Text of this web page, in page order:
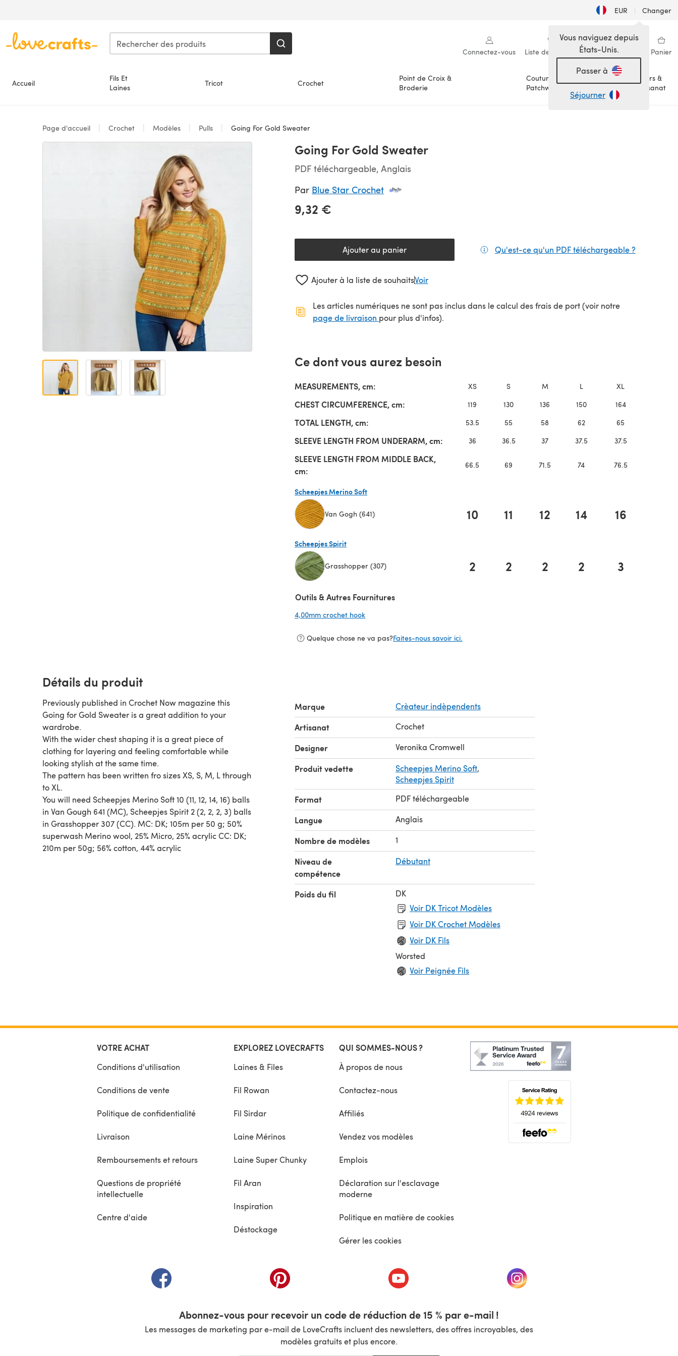
EUR | Changer
Connectez-vous Liste de souhaits Ma bibliothèque Panier
Accueil
Fils Et
Laines
Tricot Crochet
Point de Croix &
Broderie
Couture &
Patchwork
Loisirs &
Artisanat
Vous naviguez depuis
États-Unis.
Passer à
Séjourner
Page d'accueil Crochet Modèles Pulls Going For Gold Sweater
Going For Gold Sweater
PDF téléchargeable, Anglais
Par Blue Star Crochet
9,32 €
Ajouter au panier Qu'est-ce qu'un PDF téléchargeable ?
Ajouter à la liste de souhaitsVoir
Les articles numériques ne sont pas inclus dans le calcul des frais de port (voir notre
page de livraison (s'ouvre dans un nouvel onglet)
pour plus d'infos).
Ce dont vous aurez besoin
MEASUREMENTS, cm: XS S M L XL
CHEST CIRCUMFERENCE, cm: 119 130 136 150 164
TOTAL LENGTH, cm: 53.5 55 58 62 65
SLEEVE LENGTH FROM UNDERARM, cm: 36 36.5 37 37.5 37.5
SLEEVE LENGTH FROM MIDDLE BACK,
cm:
66.5 69 71.5 74 76.5
Scheepjes Merino Soft
Van Gogh (641) 10 11 12 14 16
Scheepjes Spirit
Grasshopper (307) 2 2 2 2 3
Outils & Autres Fournitures
4,00mm crochet hook
Quelque chose ne va pas?Faites-nous savoir ici.
Détails du produit
Previously published in Crochet Now magazine this
Going for Gold Sweater is a great addition to your
wardrobe.
With the wider chest shaping it is a great piece of
clothing for layering and feeling comfortable while
looking stylish at the same time.
The pattern has been written fro sizes XS, S, M, L through
to XL.
You will need Scheepjes Merino Soft 10 (11, 12, 14, 16) balls
in Van Gough 641 (MC), Scheepjes Spirit 2 (2, 2, 2, 3) balls
in Grasshopper 307 (CC). MC: DK; 105m per 50 g; 50%
superwash Merino wool, 25% Micro, 25% acrylic CC: DK;
210m per 50g; 56% cotton, 44% acrylic
Marque Crèateur indèpendents
Artisanat Crochet
Designer Veronika Cromwell
Produit vedette Scheepjes Merino Soft,
Scheepjes Spirit
Format PDF téléchargeable
Langue Anglais
Nombre de modèles 1
Niveau de
compétence
Débutant
Poids du fil
DK
Voir DK Tricot Modèles
Voir DK Crochet Modèles
Voir DK Fils
Worsted
Voir Peignée Fils
VOTRE ACHAT
Conditions d'utilisation
Conditions de vente
Politique de confidentialité
Livraison
Remboursements et retours
Questions de propriété
intellectuelle
Centre d'aide
EXPLOREZ LOVECRAFTS
Laines & Files
Fil Rowan
Fil Sirdar
Laine Mérinos
Laine Super Chunky
Fil Aran
Inspiration
Déstockage
QUI SOMMES-NOUS ?
À propos de nous
Contactez-nous
Affiliés
Vendez vos modèles
Emplois
Déclaration sur l'esclavage
moderne
Politique en matière de cookies
Gérer les cookies
(s'ouvre dans un nouvel onglet) (s'ouvre dans un nouvel onglet) (s'ouvre dans un nouvel onglet) (s'ouvre dans un nouvel onglet)
Abonnez-vous pour recevoir un code de réduction de 15 % par e-mail !
Les messages de marketing par e-mail de LoveCrafts incluent des newsletters, des offres incroyables, des
modèles gratuits et plus encore.